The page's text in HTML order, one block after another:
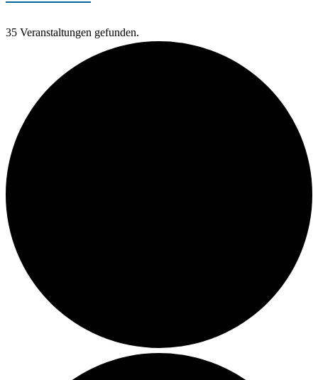
35 Veranstaltungen gefunden.